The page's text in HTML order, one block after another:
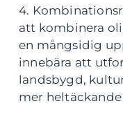
4.
att kombinera
en mångsidig
innebära att
landsbygd,
mer